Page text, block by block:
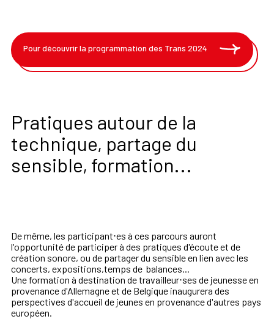
Pour découvrir la programmation des Trans 2024
Pratiques autour de la
technique, partage du
sensible, formation...
De même, les participant⋅es à ces parcours auront
l'opportunité de participer à des pratiques d'écoute et de
création sonore, ou de partager du sensible en lien avec les
concerts, expositions,temps de balances...
Une formation à destination de travailleur⋅ses de jeunesse en
provenance d'Allemagne et de Belgique inaugurera des
perspectives d'accueil de jeunes en provenance d'autres pays
européen.